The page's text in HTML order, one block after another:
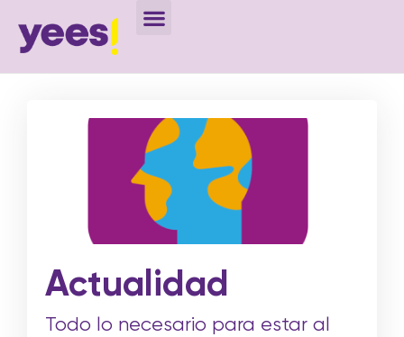
Actualidad
Todo lo necesario para estar al